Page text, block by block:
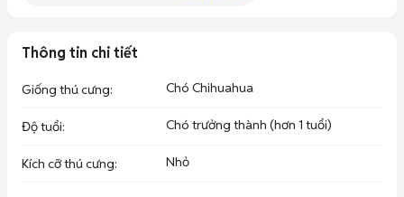
Thông tin chi tiết
Giống thú cưng: Chó Chihuahua
Độ tuổi: Chó trưởng thành (hơn 1 tuổi)
Kích cỡ thú cưng: Nhỏ